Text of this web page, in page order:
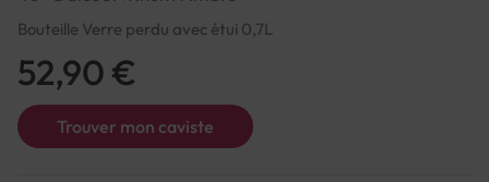
Bouteille Verre perdu avec étui 0,7L
Trouver mon caviste
52,90 €